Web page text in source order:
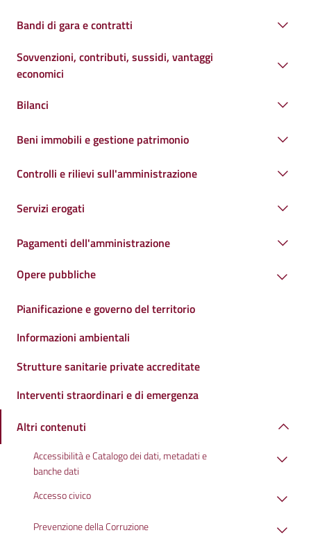
Bandi di gara e contratti
Sovvenzioni, contributi, sussidi, vantaggi
economici
Bilanci
Beni immobili e gestione patrimonio
Controlli e rilievi sull'amministrazione
Servizi erogati
Pagamenti dell'amministrazione
Opere pubbliche
Pianificazione e governo del territorio
Informazioni ambientali
Strutture sanitarie private accreditate
Interventi straordinari e di emergenza
Altri contenuti
Accessibilità e Catalogo dei dati, metadati e
banche dati
Accesso civico
Prevenzione della Corruzione